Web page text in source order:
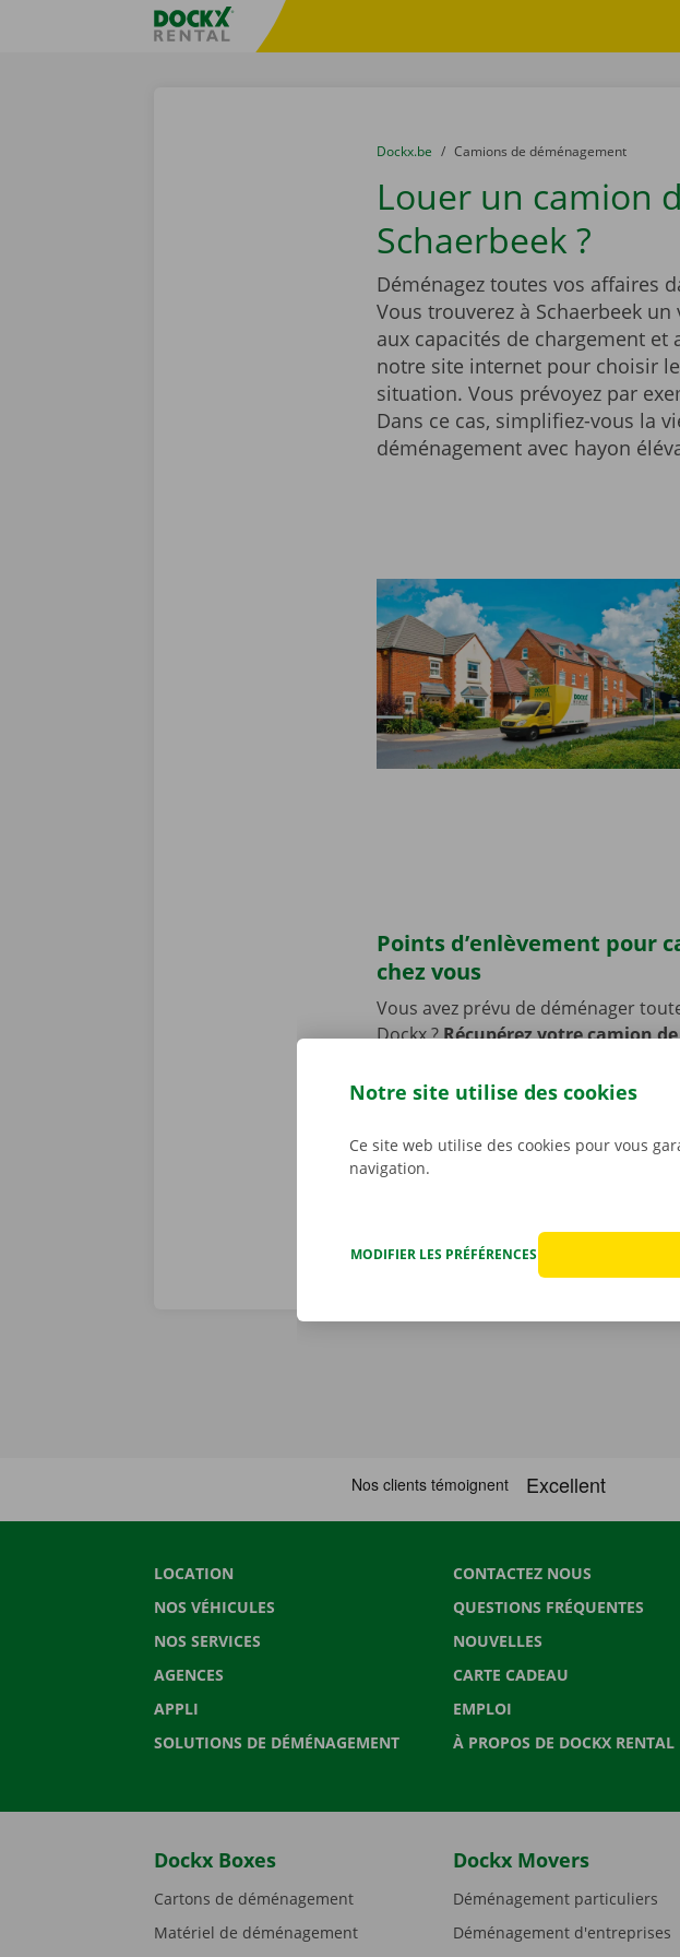
sitename
You are here:
du
Dockx.be to
Camions de déménagement
Louer un camion
Schaerbeek ?
Déménagez toutes vos affaires
Vous trouverez à Schaerbeek
aux capacités de chargement et
notre site internet pour choisir
situation. Vous prévoyez par
Dans ce cas, simplifiez-vous la
déménagement avec hayon
Points d’enlèvement pour
chez vous
Vous avez prévu de déménager
Dockx ?Récupérez votre camion
transports publics. Vous comptez
location.
LOCATION
NOS VÉHICULES
NOS SERVICES
AGENCES
APPLI
SOLUTIONS DE DÉMÉNAGEMENT
CONTACTEZ NOUS
QUESTIONS FRÉQUENTES
NOUVELLES
CARTE CADEAU
EMPLOI
À PROPOS DE DOCKX RENTAL
Dockx Boxes
Cartons de déménagement
Matériel de déménagement
Dockx Movers
Déménagement particuliers
Déménagement d'entreprises
Notre site utilise des cookies
Ce site web utilise des cookies pour vous
navigation.
MODIFIER LES PRÉFÉRENCES